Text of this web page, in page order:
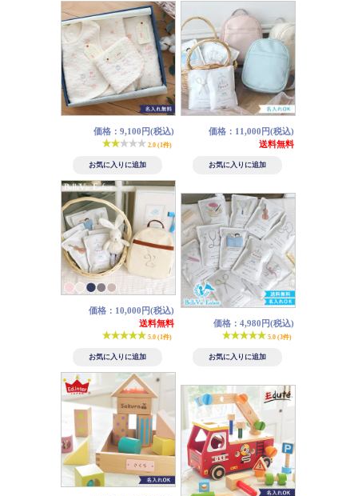
価格：9,100円(税込)
2.0 (1件)
価格：11,000円(税込)
送料無料
価格：10,000円(税込)
送料無料
5.0 (1件)
価格：4,980円(税込)
5.0 (3件)